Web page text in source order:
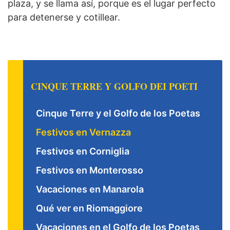
plaza, y se llama así, porque es el lugar perfecto
para detenerse y cotillear.
CINQUE TERRE Y GOLFO DEI POETI
Cinque Terre y el Golfo de los Poetas
Festivos en Vernazza
Festivos en Corniglia
Festivos en Monterosso
Vacaciones en Manarola
Qué ver en Riomaggiore
Vacaciones en el Golfo de los Poetas